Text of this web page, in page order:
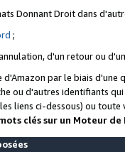
Donnant Droit dans
;
d'un retour ou
par le biais
ou d'autres identifiants
liens ci-dessous) ou
clés sur un Moteur de